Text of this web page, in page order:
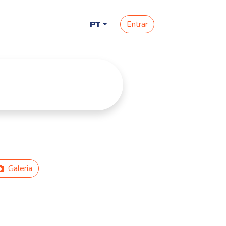
PT Entrar
Galeria